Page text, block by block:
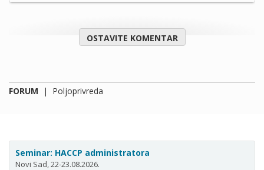
OSTAVITE KOMENTAR
FORUM | Poljoprivreda
Seminar: HACCP administratora
Novi Sad, 22-23.08.2026.